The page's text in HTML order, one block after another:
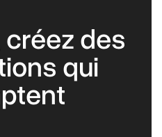
des
qui